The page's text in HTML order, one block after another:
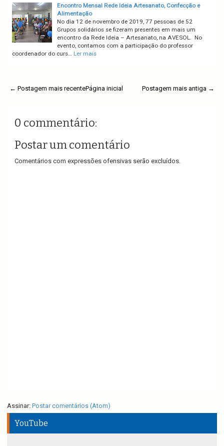
Encontro Mensal Rede Ideia Artesanato, Confecção e
Alimentação
No dia 12 de novembro de 2019, 77 pessoas de 52
Grupos solidários se fizeram presentes em mais um
encontro da Rede Ideia – Artesanato, na AVESOL. No
evento, contamos com a participação do professor
coordenador do curs… Ler mais
← Postagem mais recente Postagem mais antiga →
Página inicial
0 commentário:
Postar um comentário
Comentários com expressões ofensivas serão excluídos.
Assinar: Postar comentários (Atom)
YouTube